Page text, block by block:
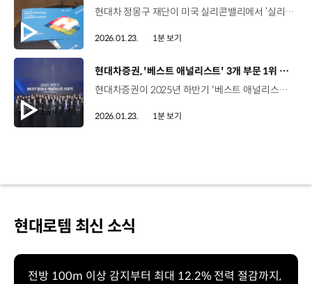
현대차 정몽구 재단이 미국 실리콘밸리에서 ‘실리콘밸리 임팩트 스타트업 데모데이’를 개최했습니다. 이번 행사는 ‘H-온드림 스타트업 그라운드’를 통해 선발된 우수 임팩트 스타트업의 글로벌 무대 진출을 위해 추진됐는데요. 북미 시장 현지 투자자와 스타트업 관계자 70여 명이 참석한 가운데 기후변화, 모빌리티 등의 사회문제를 혁신 기술로 해결하는 스타트업 7개 팀이 피칭을 진행했습니다. 특히, 이번 행사는 미국 현지 벤처캐피탈(VC) ‘허슬펀드(Hustle Fund)’와 공동 주최하여 실질적인 투자 유치 가능성을 높였는데요. 현대차 정몽구 재단은 앞으로도 아시아 및 북미 등 글로벌 거점을 중심으로 K-임팩트 스타트업의 해외 진출 지원을 지속적으로 확대할 계획입니다.
2026.01.23. 1분 보기
[동영상]
현대차증권, '베스트 애널리스트' 3개 부문 1위 선정
현대차증권이 2025년 하반기 '베스트 애널리스트' 3개 부문에서 1위에 선정되며 분석 능력을 인정받았습니다. ‘베스트 애널리스트’는 시장과 산업에 대한 분석 능력 등을 종합 평가해 수상자를 선정하는데요. 매경이코노미가 선정한 ‘베스트 애널리스트’에서는 채권 전문가인 이화진 팀장이 크레디트 부문에서 처음으로 베스트에 등극했고, 김중원 전문상무는 자산배분 부문에서 3년 연속 1위를 차지했습니다. 자동차 부문에서는 장문수 책임매니저가 2024년에 이어 2025년까지 2연패를 달성했습니다. 특히, 장문수 책임매니저는 한경비즈니스가 선정한 ‘베스트 애널리스트’ 자동차·타이어 부문에서도 1위를 차지하며 자동차 산업 분야를 대표하는 간판 애널리스트로서 입지를 굳혔습니다.
2026.01.23. 1분 보기
현대로템 최신 소식
전방 100m 이상 감지부터 최대 12.2% 전력 절감까지,